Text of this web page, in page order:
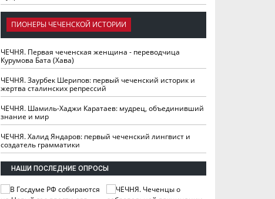
ПИОНЕРЫ ЧЕЧЕНСКОЙ ИСТОРИИ
ЧЕЧНЯ. Первая чеченская женщина - переводчица
Курумова Бата (Хава)
ЧЕЧНЯ. Заурбек Шерипов: первый чеченский историк и
жертва сталинских репрессий
ЧЕЧНЯ. Шамиль-Хаджи Каратаев: мудрец, объединивший
знание и мир
ЧЕЧНЯ. Халид Яндаров: первый чеченский лингвист и
создатель грамматики
НАШИ ПОСЛЕДНИЕ ОПРОСЫ